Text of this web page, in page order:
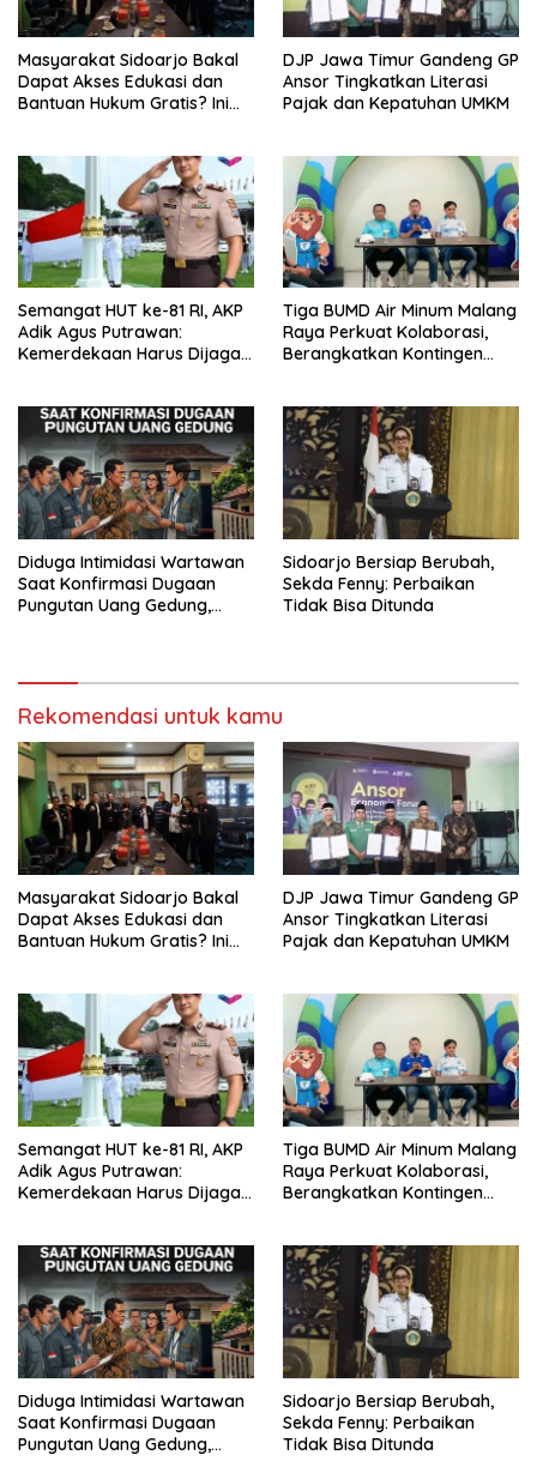
Masyarakat Sidoarjo Bakal
Dapat Akses Edukasi dan
Bantuan Hukum Gratis? Ini
DJP Jawa Timur Gandeng GP
Ansor Tingkatkan Literasi
Pajak dan Kepatuhan UMKM
Semangat HUT ke-81 RI, AKP
Adik Agus Putrawan:
Kemerdekaan Harus Dijaga
Tiga BUMD Air Minum Malang
Raya Perkuat Kolaborasi,
Berangkatkan Kontingen
Diduga Intimidasi Wartawan
Saat Konfirmasi Dugaan
Pungutan Uang Gedung,
Sidoarjo Bersiap Berubah,
Sekda Fenny: Perbaikan
Tidak Bisa Ditunda
Rekomendasi untuk kamu
Masyarakat Sidoarjo Bakal
Dapat Akses Edukasi dan
Bantuan Hukum Gratis? Ini
DJP Jawa Timur Gandeng GP
Ansor Tingkatkan Literasi
Pajak dan Kepatuhan UMKM
Semangat HUT ke-81 RI, AKP
Adik Agus Putrawan:
Kemerdekaan Harus Dijaga
Tiga BUMD Air Minum Malang
Raya Perkuat Kolaborasi,
Berangkatkan Kontingen
Diduga Intimidasi Wartawan
Saat Konfirmasi Dugaan
Pungutan Uang Gedung,
Sidoarjo Bersiap Berubah,
Sekda Fenny: Perbaikan
Tidak Bisa Ditunda